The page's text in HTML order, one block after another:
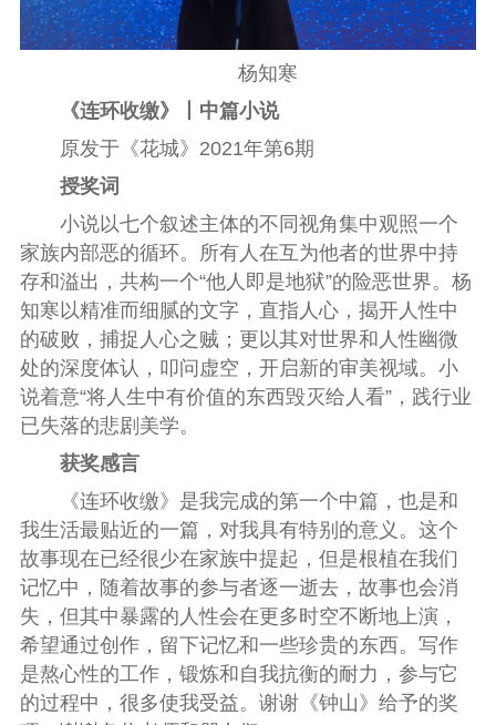
杨知寒
《连环收缴》丨中篇小说
原发于《花城》2021年第6期
授奖词
小说以七个叙述主体的不同视角集中观照一个
家族内部恶的循环。所有人在互为他者的世界中持
存和溢出，共构一个“他人即是地狱”的险恶世界。杨
知寒以精准而细腻的文字，直指人心，揭开人性中
的破败，捕捉人心之贼；更以其对世界和人性幽微
处的深度体认，叩问虚空，开启新的审美视域。小
说着意“将人生中有价值的东西毁灭给人看”，践行业
已失落的悲剧美学。
获奖感言
《连环收缴》是我完成的第一个中篇，也是和
我生活最贴近的一篇，对我具有特别的意义。这个
故事现在已经很少在家族中提起，但是根植在我们
记忆中，随着故事的参与者逐一逝去，故事也会消
失，但其中暴露的人性会在更多时空不断地上演，
希望通过创作，留下记忆和一些珍贵的东西。写作
是熬心性的工作，锻炼和自我抗衡的耐力，参与它
的过程中，很多使我受益。谢谢《钟山》给予的奖